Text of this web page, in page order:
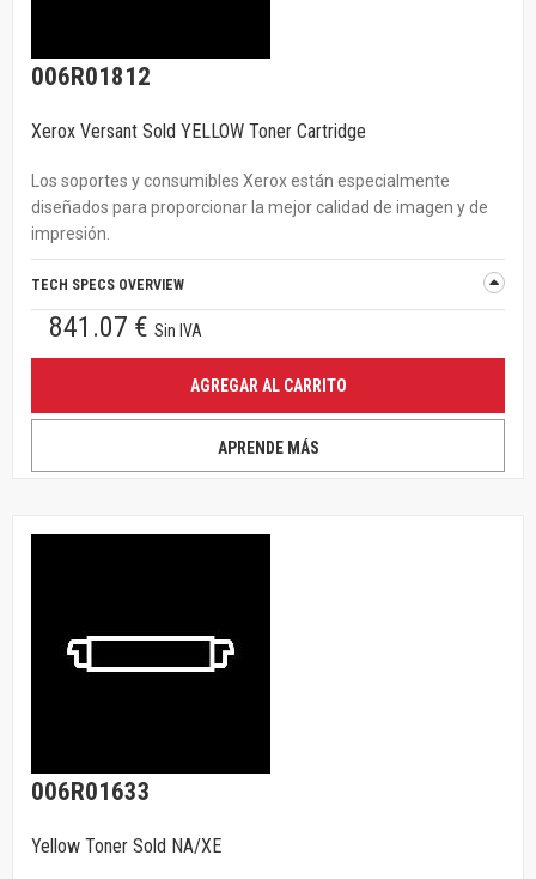
006R01812
Xerox Versant Sold YELLOW Toner Cartridge
Los soportes y consumibles Xerox están especialmente
diseñados para proporcionar la mejor calidad de imagen y de
impresión.
TECH SPECS OVERVIEW
841.07 € Sin IVA
AGREGAR AL CARRITO
APRENDE MÁS
006R01633
Yellow Toner Sold NA/XE